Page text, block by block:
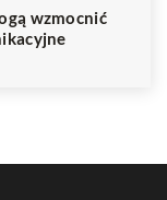
wzmocnić